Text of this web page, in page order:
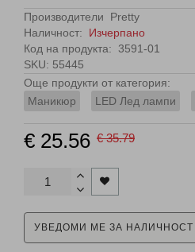
Производители
Pretty
Наличност: Изчерпано
Код на продукта:
3591-01
SKU: 55445
Още продукти от категория:
Маникюр
LED Лед лампи
€ 25.56 € 35.79
УВЕДОМИ МЕ ЗА НАЛИЧНОСТ